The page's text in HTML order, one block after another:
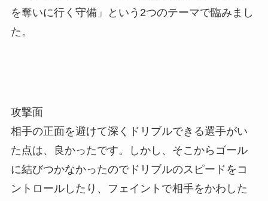
を奪いに行く守備」という2つのテーマで臨みまし
た。
攻撃面
​相手の正面を避けて深くドリブルできる選手がい
た点は、良かったです。しかし、そこからゴール
に結びつかなかったのでドリブルのスピードをコ
ントロールしたり、フェイントで相手をかわした